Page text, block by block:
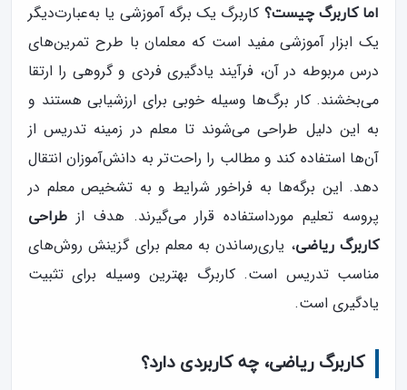
اما کاربرگ چیست؟ کاربرگ یک برگه آموزشی یا به‌عبارت‌دیگر
یک ابزار آموزشی مفید است که معلمان با طرح تمرین‌های
درس مربوطه در آن، فرآیند یادگیری فردی و گروهی را ارتقا
می‌بخشند. کار برگ‌ها وسیله خوبی برای ارزشیابی هستند و
به این دلیل طراحی می‌شوند تا معلم در زمینه تدریس از
آن‌ها استفاده کند و مطالب را راحت‌تر به دانش‌آموزان انتقال
دهد. این برگه‌ها به فراخور شرایط و به تشخیص معلم در
پروسه تعلیم مورداستفاده قرار می‌گیرند. هدف از طراحی
کاربرگ ریاضی، یاری‌رساندن به معلم برای گزینش روش‌های
مناسب تدریس است. کاربرگ بهترین وسیله برای تثبیت
یادگیری است.
کاربرگ ریاضی، چه کاربردی دارد؟